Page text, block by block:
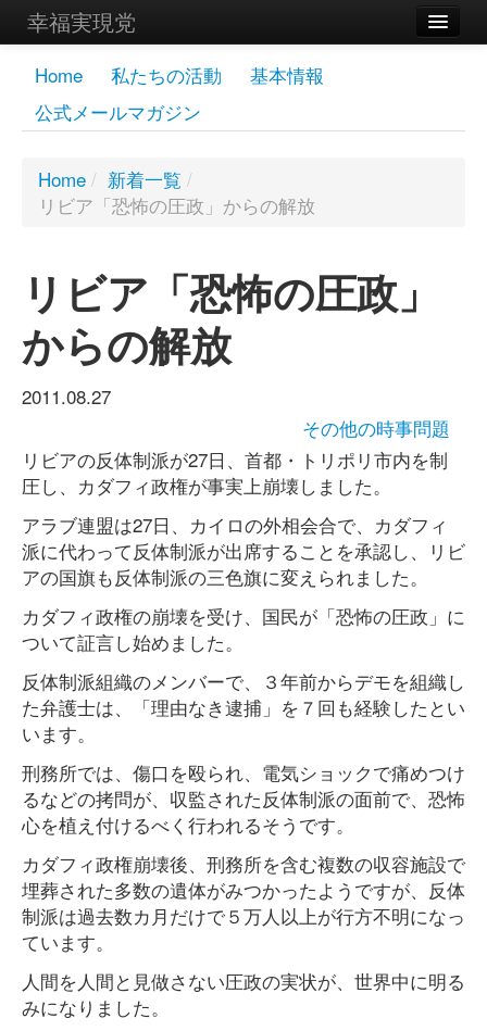
幸福実現党
メンバーズページ
党員
お問い合わせ
Home 私たちの活動
基本情報
公式メールマガジン
Home / 新着一覧 /
リビア「恐怖の圧政」からの解放
リビア「恐怖の圧政」
からの解放
2011.08.27
その他の時事問題
リビアの反体制派が27日、首都・トリポリ市内を制
圧し、カダフィ政権が事実上崩壊しました。
アラブ連盟は27日、カイロの外相会合で、カダフィ
派に代わって反体制派が出席することを承認し、リビ
アの国旗も反体制派の三色旗に変えられました。
カダフィ政権の崩壊を受け、国民が「恐怖の圧政」に
ついて証言し始めました。
反体制派組織のメンバーで、３年前からデモを組織し
た弁護士は、「理由なき逮捕」を７回も経験したとい
います。
刑務所では、傷口を殴られ、電気ショックで痛めつけ
るなどの拷問が、収監された反体制派の面前で、恐怖
心を植え付けるべく行われるそうです。
カダフィ政権崩壊後、刑務所を含む複数の収容施設で
埋葬された多数の遺体がみつかったようですが、反体
制派は過去数カ月だけで５万人以上が行方不明になっ
ています。
人間を人間と見做さない圧政の実状が、世界中に明る
みになりました。